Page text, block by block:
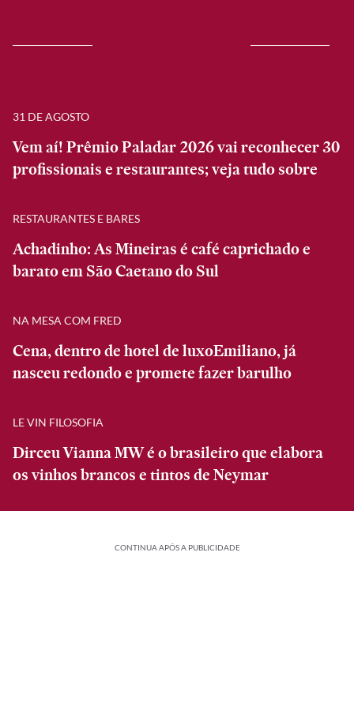
31 DE AGOSTO
Vem aí! Prêmio Paladar 2026 vai reconhecer 30
profissionais e restaurantes; veja tudo sobre
RESTAURANTES E BARES
Achadinho: As Mineiras é café caprichado e
barato em São Caetano do Sul
NA MESA COM FRED
Cena, dentro de hotel de luxoEmiliano, já
nasceu redondo e promete fazer barulho
LE VIN FILOSOFIA
Dirceu Vianna MW é o brasileiro que elabora
os vinhos brancos e tintos de Neymar
CONTINUA APÓS A PUBLICIDADE